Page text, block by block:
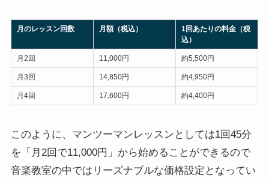
月のレッスン回数 月額（税込）
1回あたりの料金（税
込）
月2回 11,000円 約5,500円
月3回 14,850円 約4,950円
月4回 17,600円 約4,400円
このように、マンツーマンレッスンとしては1回45分
を「月2回で11,000円」から始めることができるので
音楽教室の中ではリーズナブルな価格設定となってい